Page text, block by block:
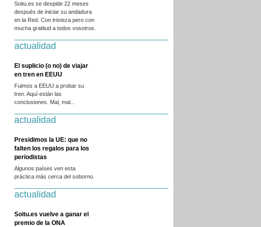
Soitu.es se despide 22 meses
después de iniciar su andadura
en la Red. Con tristeza pero con
mucha gratitud a todos vosotros.
actualidad
El suplicio (o no) de viajar
en tren en EEUU
Fuimos a EEUU a probar su
tren. Aquí están las
conclusiones. Mal, mal...
actualidad
Presidimos la UE: que no
falten los regalos para los
periodistas
Algunos países ven esta
práctica más cerca del soborno.
actualidad
Soitu.es vuelve a ganar el
premio de la ONA